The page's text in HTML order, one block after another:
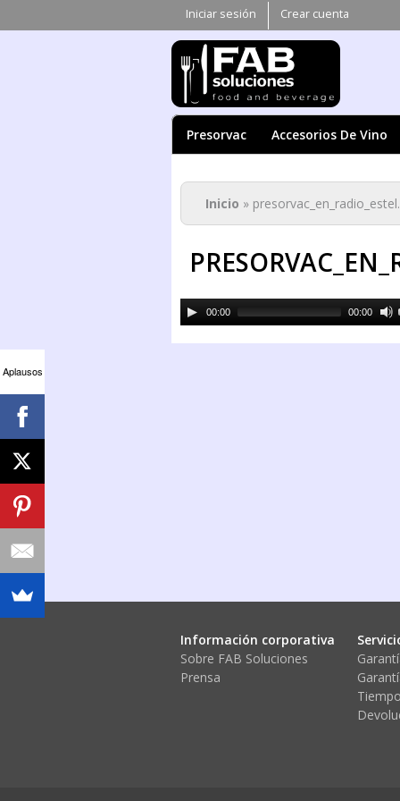
Iniciar sesión Crear cuenta
Presorvac Accesorios De Vino
Se encuentra
Inicio »
Audio
Player
00:00 00:00
Información corporativa
Sobre FAB Soluciones
Prensa
Aplausos